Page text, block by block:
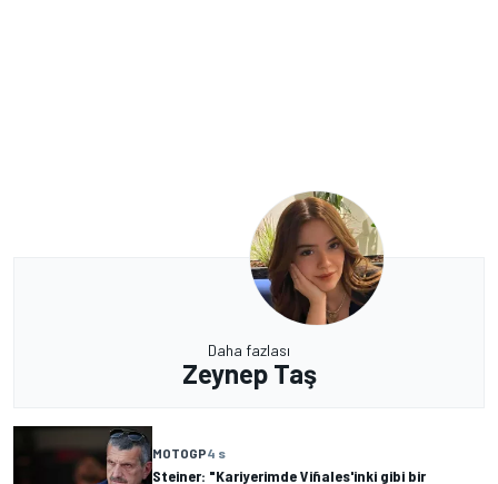
Daha fazlası
Zeynep Taş
MOTOGP4 s
Steiner: "Kariyerimde Viñales'inki gibi bir